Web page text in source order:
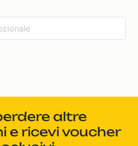
altre
e ricevi voucher